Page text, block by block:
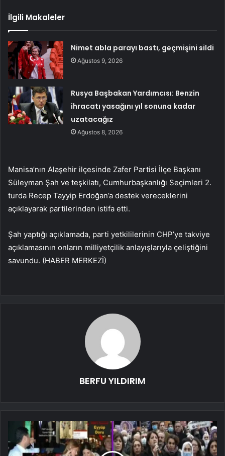
İlgili Makaleler
Nimet abla parayı bastı, geçmişini sildi
Ağustos 9, 2026
Rusya Başbakan Yardımcısı: Benzin
ihracatı yasağını yıl sonuna kadar
uzatacağız
Ağustos 8, 2026
Manisa’nın Alaşehir ilçesinde Zafer Partisi İlçe Başkanı
Süleyman Şah ve teşkilatı, Cumhurbaşkanlığı Seçimleri 2.
turda Recep Tayyip Erdoğan’a destek vereceklerini
açıklayarak partilerinden istifa etti.
Şah yaptığı açıklamada, parti yetkililerinin CHP’ye takviye
açıklamasının onların milliyetçilik anlayışlarıyla çeliştiğini
savundu. (HABER MERKEZİ)
BERFU YILDIRIM